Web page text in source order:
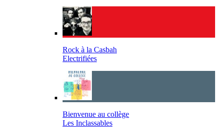
Rock à la Casbah
Electrifiées
Bienvenue au collège
Les Inclassables